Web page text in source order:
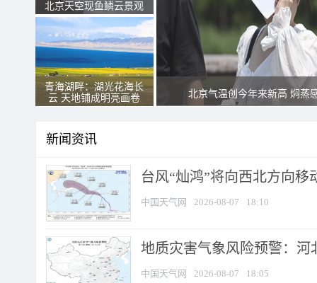
北京天空现鱼鳞云景观
青海湖畔：湖光花海长
云 天地铺成明亮画卷
北京气温创今年来新高 焖蒸
新闻资讯
台风“灿鸿”将向西北方向移
中国天气网 2026-08-07 18:10
地质灾害气象风险预警：河
中国天气网 2026-08-07 18:05